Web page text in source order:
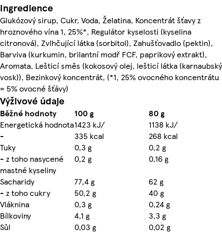
Ingredience
Glukózový sirup, Cukr, Voda, Želatina, Koncentrát šťavy z
hroznového vína 1, 25%*, Regulátor kyselosti (kyselina
citronová), Zvlhčující látka (sorbitol), Zahušťovadlo (pektin),
Barviva (kurkumin, brilantní modř FCF, paprikový extrakt),
Aromata, Lešticí směs (kokosový olej, lešticí látka (karnaubský
vosk)), Bezinkový koncentrát, (*1, 25% ovocného koncentrátu
= 5% ovocné šťávy)
Výživové údaje
Běžné hodnoty 100 g
80 g
Energetická hodnota1423 kJ/
1138 kJ/
-
335 kcal
268 kcal
Tuky
0,3 g
0,2 g
- z toho nasycené
mastné kyseliny
0,2 g
0,16 g
Sacharidy
77,4 g
62 g
- z toho cukry
50,2 g
40 g
Vláknina
0,3 g
0,24 g
Bílkoviny
4,1 g
3,3 g
Sůl
0,03 g 0,02 g